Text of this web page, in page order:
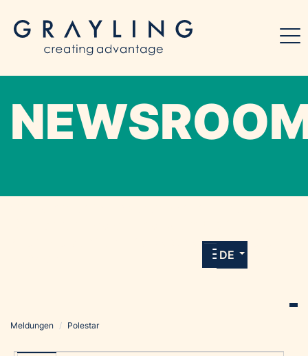
allen Meldungen und Downloads unserer
DE
Meldungen / Polestar